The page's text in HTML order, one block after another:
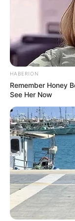
підозри
СЕР 7, 2026
Щоб
авторизуватись
Погода
Ужгород
влажность:
HABERION
Remember Honey
See Her Now